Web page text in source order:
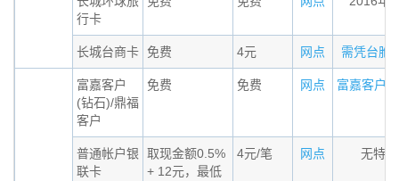
行卡
长城台商卡 免费 4元 网点 需凭台胞
富嘉客户
(钻石)/鼎福
客户
免费 免费 网点 富嘉客户
普通帐户银
联卡
取现金额0.5%
+ 12元，最低
4元/笔 网点 无特